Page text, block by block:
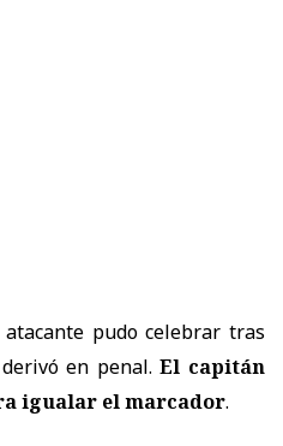
pudo celebrar tras
en penal.El capitán
igualar el marcador.